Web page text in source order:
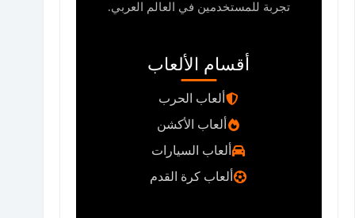
تجربة للمستخدمين في العالم العربي.
أقسام الألعاب
ألعاب الحرب
ألعاب الأكشن
ألعاب السيارات
ألعاب كرة القدم